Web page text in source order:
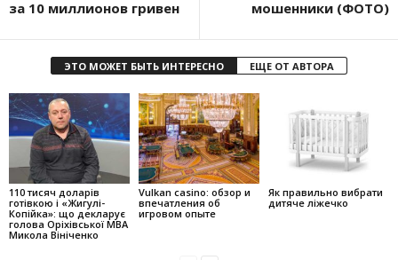
за 10 миллионов гривен
мошенники (ФОТО)
ЭТО МОЖЕТ БЫТЬ ИНТЕРЕСНО ЕЩЕ ОТ АВТОРА
110 тисяч доларів
готівкою і «Жигулі-
Копійка»: що декларує
голова Оріхівської МВА
Микола Вініченко
Vulkan casino: обзор и
впечатления об
игровом опыте
Як правильно вибрати
дитяче ліжечко